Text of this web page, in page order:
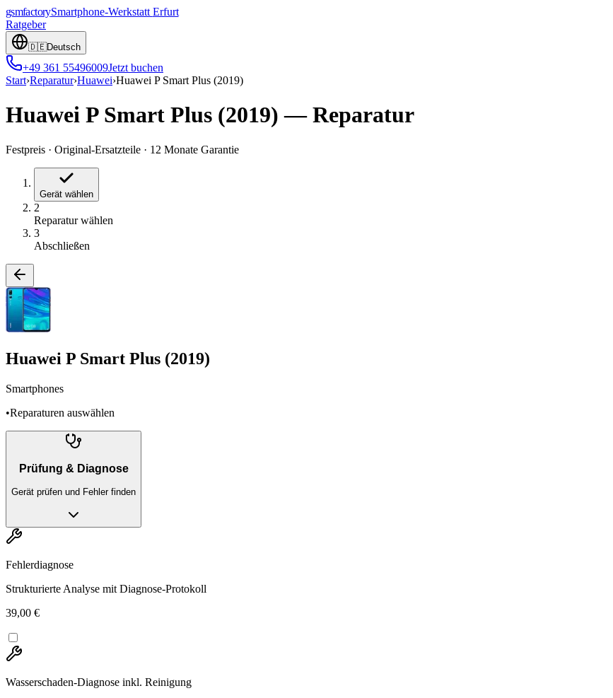
gsmfactorySmartphone-Werkstatt Erfurt
Ratgeber
🇩🇪Deutsch
+49 361 55496009Jetzt buchen
Start›Reparatur›Huawei›Huawei P Smart Plus (2019)
Huawei P Smart Plus (2019) —Reparatur
Festpreis · Original-Ersatzteile · 12 Monate Garantie
Gerät wählen
2
Reparatur wählen
3
Abschließen
Huawei P Smart Plus (2019)
Smartphones
•Reparaturen auswählen
Prüfung & Diagnose
Gerät prüfen und Fehler finden
Fehlerdiagnose
Strukturierte Analyse mit Diagnose-Protokoll
39,00 €
Wasserschaden-Diagnose inkl. Reinigung